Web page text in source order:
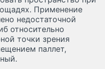
Применение
недостаточной
относительно
точки зрения
паллет,